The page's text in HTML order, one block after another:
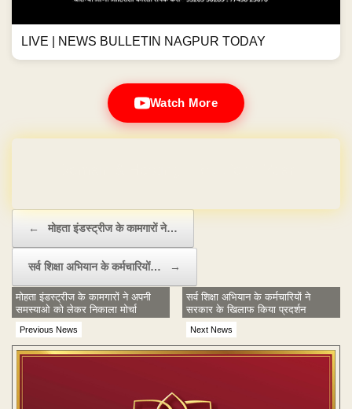
LIVE | NEWS BULLETIN NAGPUR TODAY
Watch More
← मोहता इंडस्ट्रीज के कामगारों ने…
सर्व शिक्षा अभियान के कर्मचारियों… →
Previous News
मोहता इंडस्ट्रीज के कामगारों ने अपनी
समस्याओ को लेकर निकाला मोर्चा
Next News
सर्व शिक्षा अभियान के कर्मचारियों ने
सरकार के खिलाफ किया प्रदर्शन